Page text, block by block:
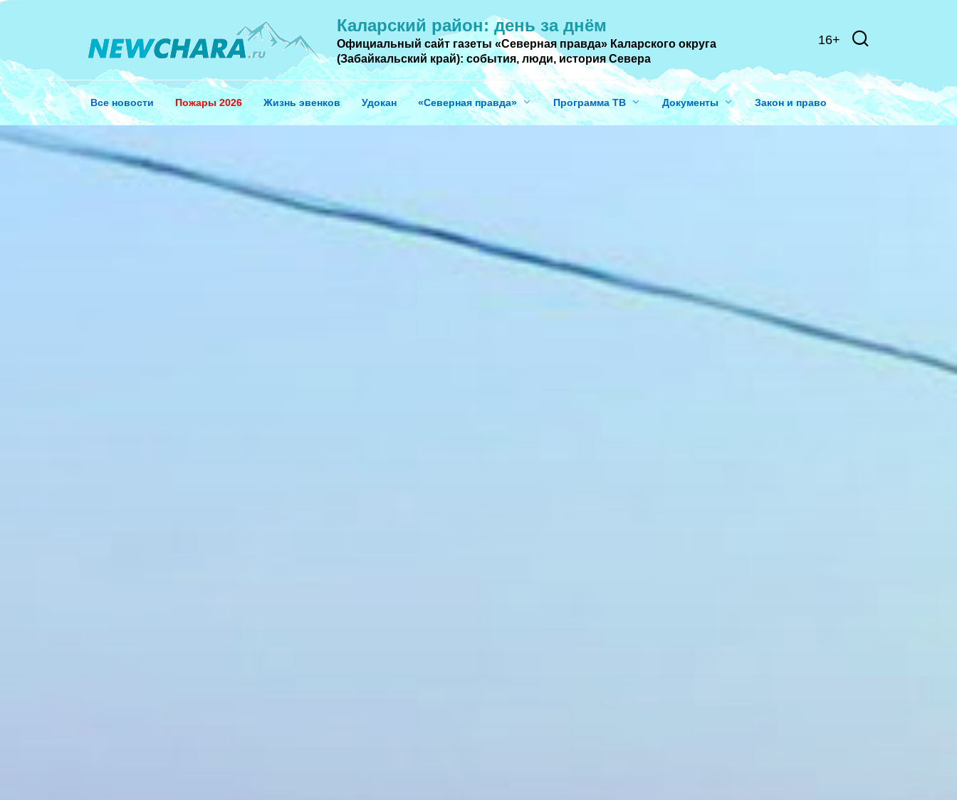
Каларский район: день за днём
Официальный сайт газеты «Северная правда» Каларского округа
(Забайкальский край): события, люди, история Cевера
16+
Все новости Пожары 2026 Жизнь эвенков Удокан «Северная правда» Программа ТВ Документы Закон и право